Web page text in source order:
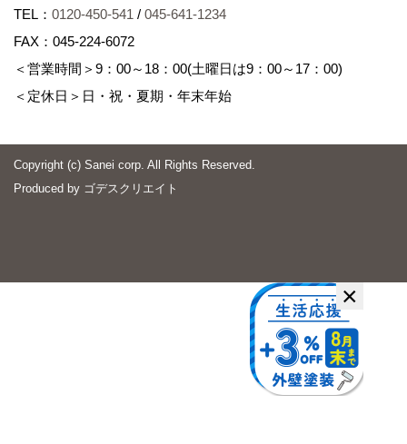
TEL： 0120-450-541 / 045-641-1234
FAX：045-224-6072
＜営業時間＞9：00～18：00(土曜日は9：00～17：00)
＜定休日＞日・祝・夏期・年末年始
Copyright (c) Sanei corp. All Rights Reserved.
Produced by ゴデスクリエイト
×